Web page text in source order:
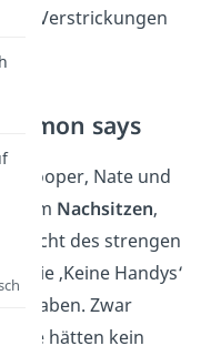
Verstrickungen
Simon says
Cooper, Nate und
zum Nachsitzen,
des strengen
die ‚Keine Handys‘
haben. Zwar
sie hätten kein